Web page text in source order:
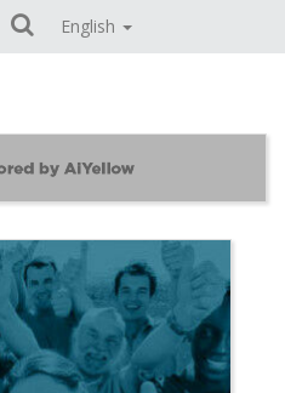
English